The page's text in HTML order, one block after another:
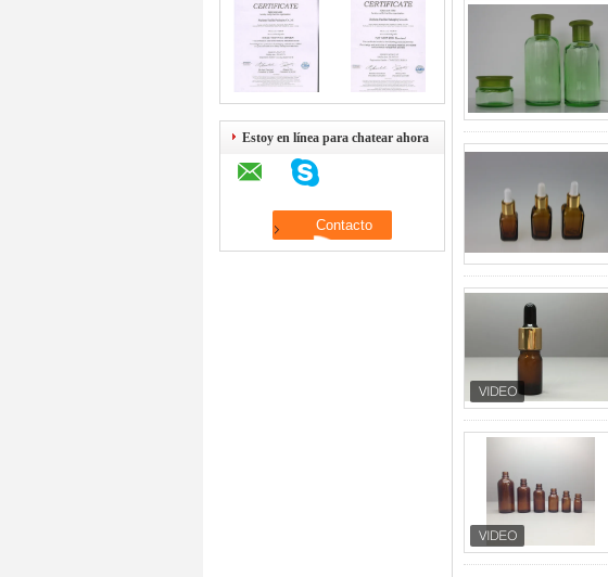
Estoy en línea para chatear ahora